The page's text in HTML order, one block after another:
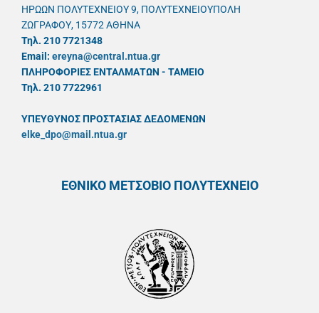
ΗΡΩΩΝ ΠΟΛΥΤΕΧΝΕΙΟΥ 9, ΠΟΛΥΤΕΧΝΕΙΟΥΠΟΛΗ
ΖΩΓΡΑΦΟΥ, 15772 ΑΘΗΝΑ
Τηλ. 210 7721348
Email: ereyna@central.ntua.gr
ΠΛΗΡΟΦΟΡΙΕΣ ΕΝΤΑΛΜΑΤΩΝ - ΤΑΜΕΙΟ
Τηλ. 210 7722961
ΥΠΕΥΘYΝΟΣ ΠΡΟΣΤΑΣΙΑΣ ΔΕΔΟΜΕΝΩΝ
elke_dpo@mail.ntua.gr
ΕΘΝΙΚΟ ΜΕΤΣΟΒΙΟ ΠΟΛΥΤΕΧΝΕΙΟ